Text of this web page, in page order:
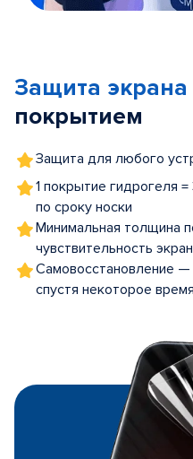
5
Защита экрана
покрытием
Защита для любого
1 покрытие гидрогеля
по сроку носки
Минимальная толщина
чувствительность
Самовосстановление —
спустя некоторое время